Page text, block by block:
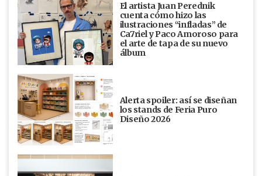
El artista Juan Perednik
cuenta cómo hizo las
ilustraciones “infladas” de
Ca7riel y Paco Amoroso para
el arte de tapa de su nuevo
álbum
Alerta spoiler: así se diseñan
los stands de Feria Puro
Diseño 2026